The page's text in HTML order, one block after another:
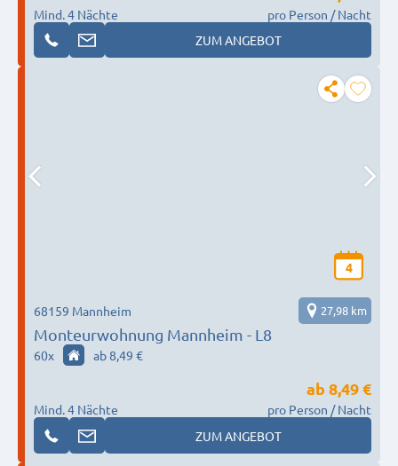
Mind. 4 Nächte
pro Person / Nacht
ZUM ANGEBOT
4
Monteurwohnung Mannheim - L8
68159 Mannheim 27,98 km
60x ab 8,49 €
Mind. 4 Nächte
ab 8,49 €
pro Person / Nacht
ZUM ANGEBOT